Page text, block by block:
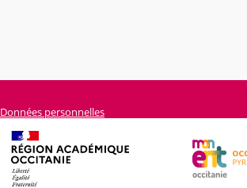
Données personnelles